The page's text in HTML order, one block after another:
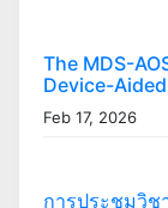
o
r
i
The MDS-
Device-
Feb 17, 2026
การประชุมวิช